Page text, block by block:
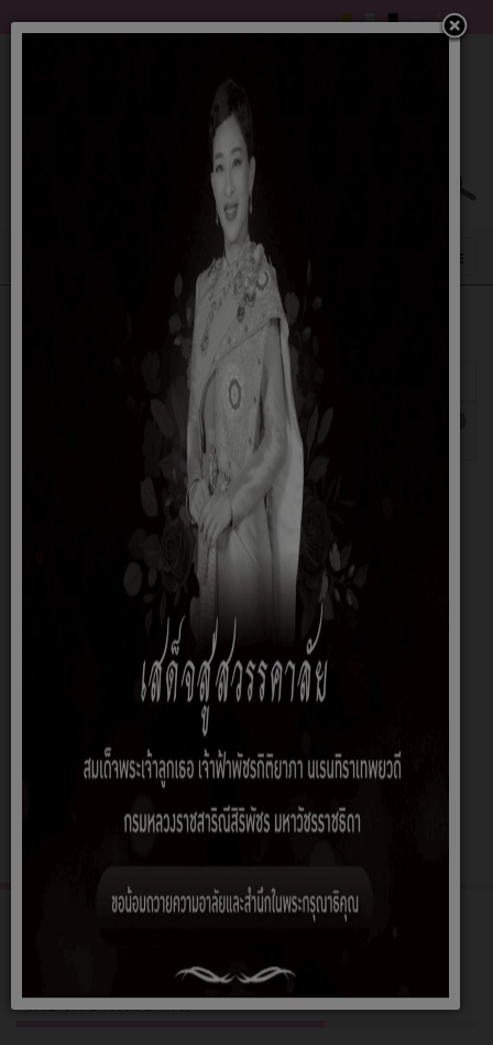
การวิเคราะห์ผลการประเมินคุณธรรมความโปร่งใส
ในการดำเนินงานของหน่วยงานภาครัฐ
เขียนโดย
นายเศรษฐา ริยาพันธ์
เกี่ยวกับหน่วยงาน